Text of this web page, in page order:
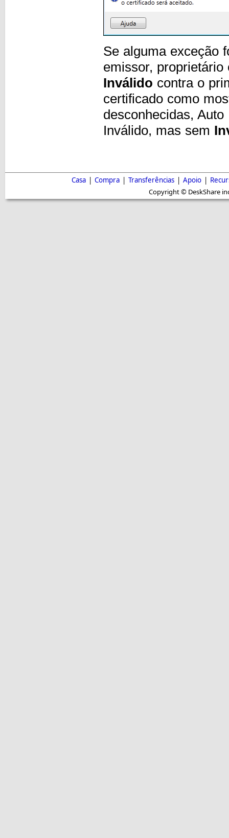
Se alguma exceção
emissor,
Inválido contra o
certificado como
desconhecidas,
Inválido, mas sem
Casa | Compra | Transferências | Apoio |
Copyright © DeskShare